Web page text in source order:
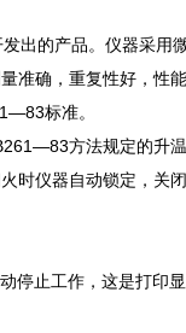
的产品。仪器采用
准确，重复性好，性
标准。
方法规定的升温
时仪器自动锁定，关
止工作，这是打印